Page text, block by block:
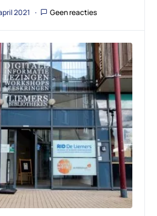
2021 Geen reacties